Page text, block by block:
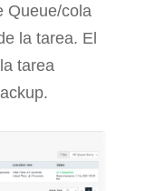
Queue/cola
la tarea. El
tarea